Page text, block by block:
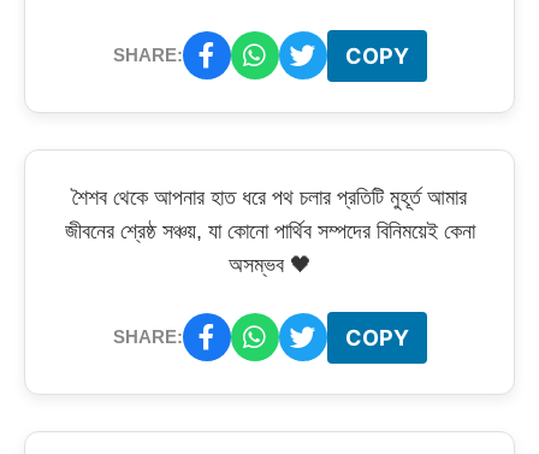
SHARE: COPY
শৈশব থেকে আপনার হাত ধরে পথ চলার প্রতিটি মুহূর্ত আমার
জীবনের শ্রেষ্ঠ সঞ্চয়, যা কোনো পার্থিব সম্পদের বিনিময়েই কেনা
অসম্ভব 🖤
SHARE: COPY